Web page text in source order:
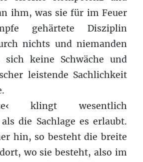
ihm, was sie für im Feuer
gehärtete Disziplin
nichts und niemanden
sich keine Schwäche und
leistende Sachlichkeit
klingt wesentlich
die Sachlage es erlaubt.
hin, so besteht die breite
wo sie besteht, also im